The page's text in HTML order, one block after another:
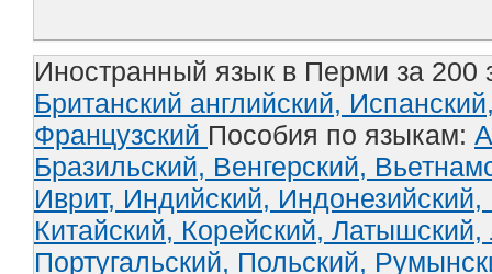
Иностранный язык в Перми за 200
Британский английский,
Французский Пособия по языкам:
Бразильский, Венгерский,
Иврит, Индийский, Индонезийский,
Китайский, Корейский, Латышский,
Португальский, Польский,